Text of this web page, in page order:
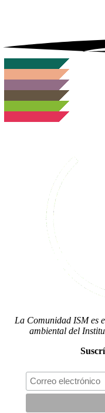
La Comunidad ISM es
ambiental del